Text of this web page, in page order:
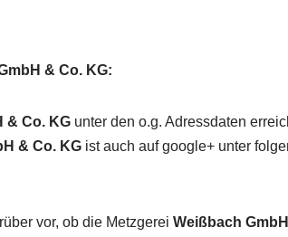
& Co. KG:
& Co. KG unter den o.g. Adressdaten
& Co. KG ist auch auf google+ unter
vor, ob die Metzgerei Weißbach